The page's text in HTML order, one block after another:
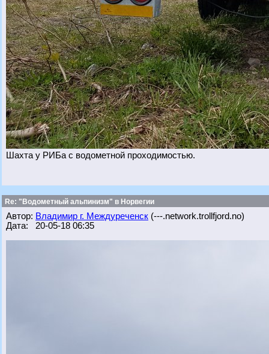
Шахта у РИБа с водометной проходимостью.
Re: "Водометный альпинизм" в Норвегии
Автор: Владимир г. Междуреченск (---.network.trollfjord.no)
Дата: 20-05-18 06:35